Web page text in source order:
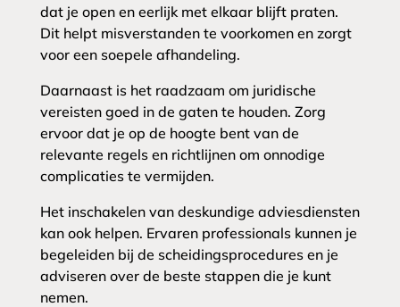
dat je open en eerlijk met elkaar blijft praten.
Dit helpt misverstanden te voorkomen en zorgt
voor een soepele afhandeling.
Daarnaast is het raadzaam om juridische
vereisten goed in de gaten te houden. Zorg
ervoor dat je op de hoogte bent van de
relevante regels en richtlijnen om onnodige
complicaties te vermijden.
Het inschakelen van deskundige adviesdiensten
kan ook helpen. Ervaren professionals kunnen je
begeleiden bij de scheidingsprocedures en je
adviseren over de beste stappen die je kunt
nemen.